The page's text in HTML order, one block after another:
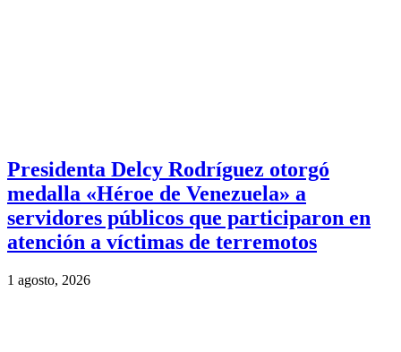
Presidenta Delcy Rodríguez otorgó
medalla «Héroe de Venezuela» a
servidores públicos que participaron en
atención a víctimas de terremotos
1 agosto, 2026